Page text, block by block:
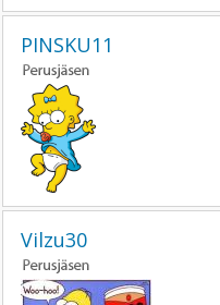
PINSKU11
Vilzu30